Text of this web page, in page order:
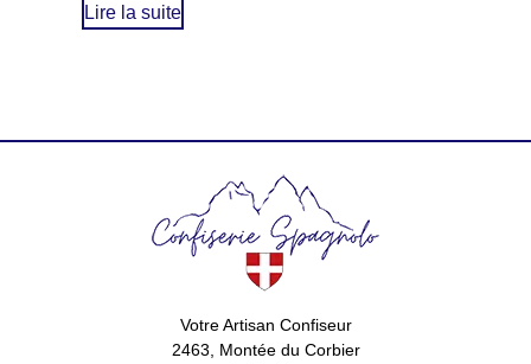
Lire la suite
Votre Artisan Confiseur
2463, Montée du Corbier